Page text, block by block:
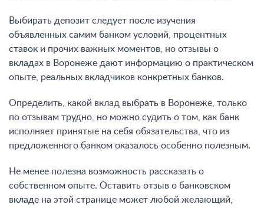
Выбирать депозит следует после изучения
объявленных самим банком условий, процентных
ставок и прочих важных моментов, но отзывы о
вкладах в Воронеже дают информацию о практическом
опыте, реальных вкладчиков конкретных банков.
Определить, какой вклад выбрать в Воронеже, только
по отзывам трудно, но можно судить о том, как банк
исполняет принятые на себя обязательства, что из
предложенного банком оказалось особенно полезным.
Не менее полезна возможность рассказать о
собственном опыте. Оставить отзыв о банковском
вкладе на этой странице может любой желающий,